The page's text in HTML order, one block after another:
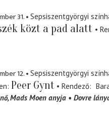
31. Sepsiszentgyörgyi
közt a pad alatt
12.
Sepsiszentgyörgyi
Peer Gynt Rendező
Mads Moen anyja Dovre